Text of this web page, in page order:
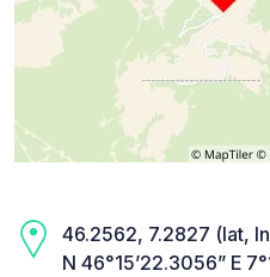
46.2562, 7.2827 (lat,
N 46°15’22.3056” E